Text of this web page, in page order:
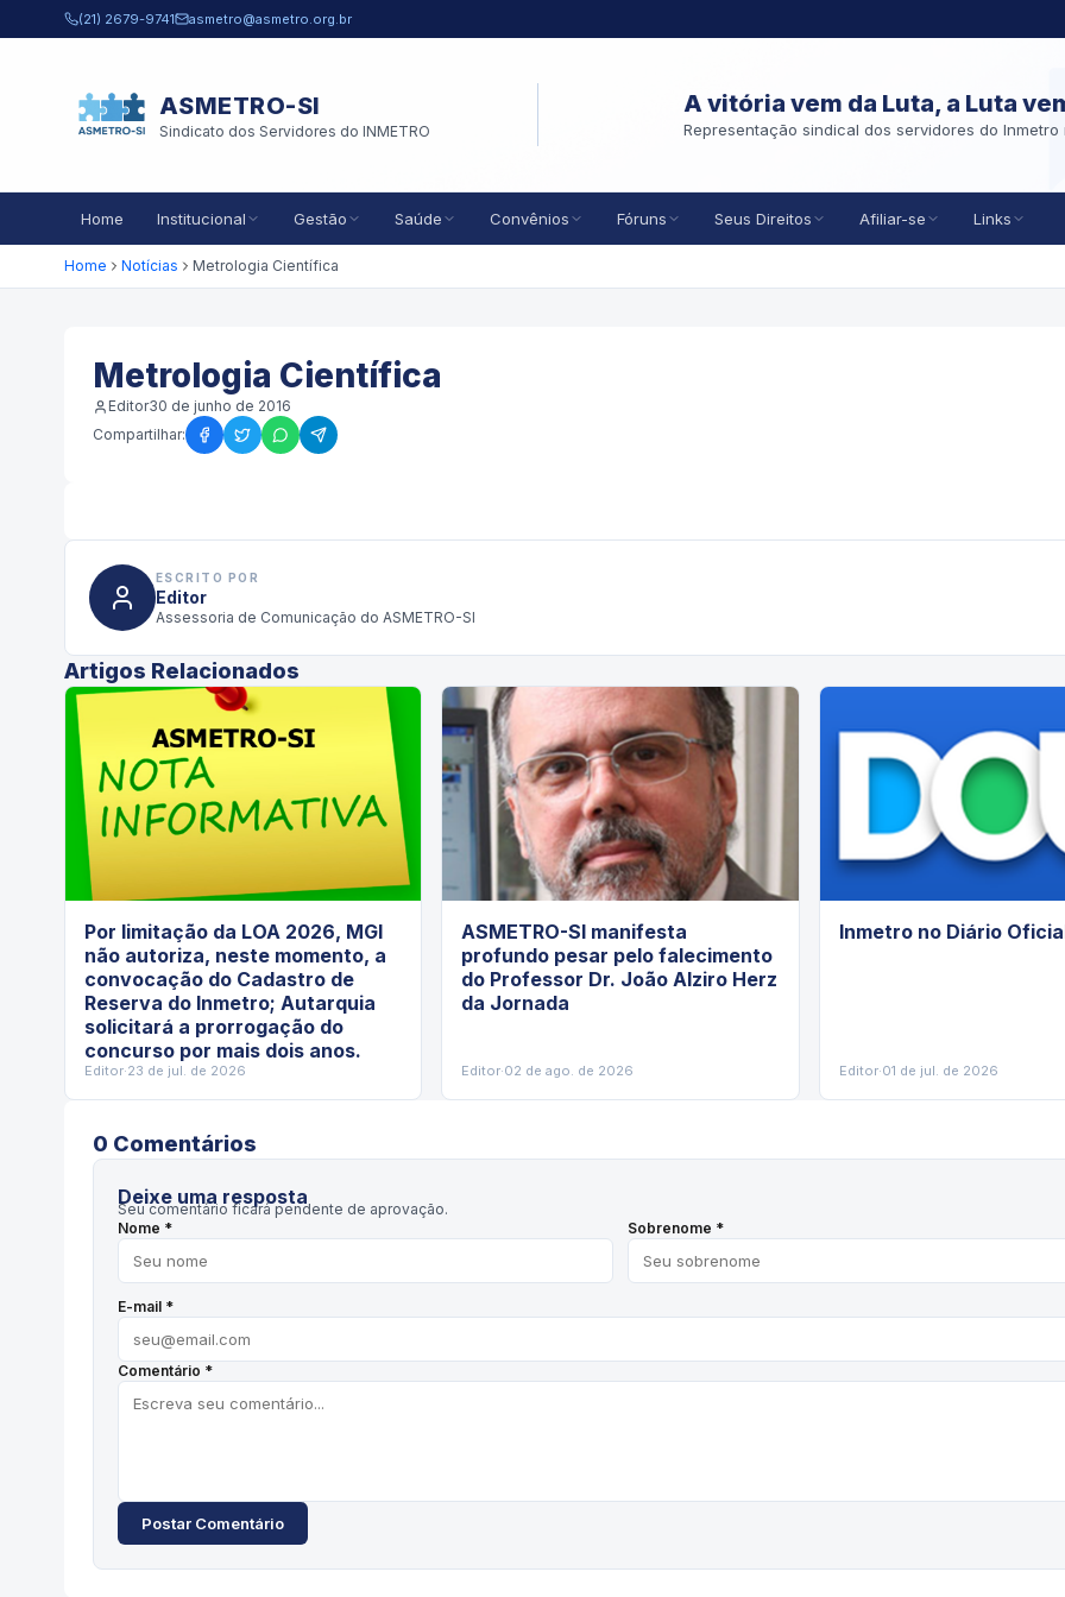
Pular para o conteúdo principal
(21) 2679-9741 asmetro@asmetro.org.br
ASMETRO-SI
Sindicato dos Servidores do INMETRO
A vitória vem da Luta, a Luta
Representação sindical dos servidores do Inmetro
Home Institucional Gestão Saúde Convênios Fóruns Seus Direitos Afiliar-se Links
Home Notícias Metrologia Científica
Metrologia Científica
Editor30 de junho de 2016
Compartilhar:
ESCRITO POR
Editor
Assessoria de Comunicação do ASMETRO-SI
Artigos Relacionados
Por limitação da LOA 2026, MGI
não autoriza, neste momento, a
convocação do Cadastro de
Reserva do Inmetro; Autarquia
solicitará a prorrogação do
concurso por mais dois anos.
Editor·23 de jul. de 2026
ASMETRO-SI manifesta
profundo pesar pelo falecimento
do Professor Dr. João Alziro Herz
da Jornada
Editor·02 de ago. de 2026
Inmetro no Diário
Editor·01 de jul. de 2026
0 Comentários
Deixe uma resposta
Seu comentário ficará pendente de aprovação.
Nome *
Sobrenome *
E-mail *
Comentário *
Postar Comentário